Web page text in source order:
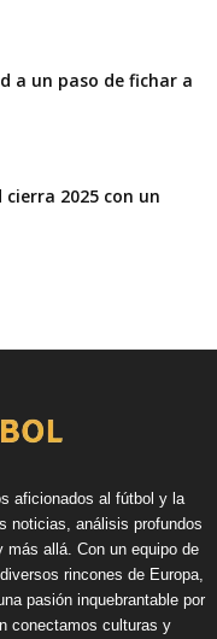
a un paso de fichar a
2025 con un
aficionados al fútbol y la
noticias, análisis profundos
allá. Con un equipo de
rincones de Europa,
pasión inquebrantable por
conectamos culturas y